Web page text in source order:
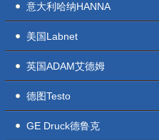
意大利哈纳HANNA
美国Labnet
英国ADAM艾德姆
德图Testo
GE Druck德鲁克